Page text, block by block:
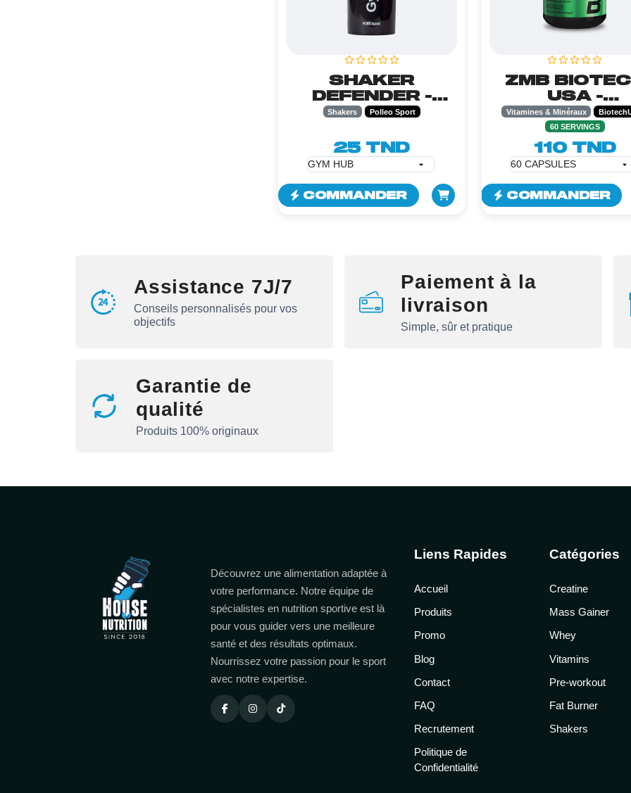
SHAKER
DEFENDER -
600ML
Shakers Polleo Sport
25 TND
COMMANDER
ZMB
USA -
Vitamines & Minéraux
60 SERVINGS
110 TND
COMMANDER
Assistance 7J/7
Conseils personnalisés pour vos
objectifs
Paiement à la
livraison
Simple, sûr et pratique
Garantie de
qualité
Produits 100% originaux
Découvrez une alimentation adaptée à
votre performance. Notre équipe de
spécialistes en nutrition sportive est là
pour vous guider vers une meilleure
santé et des résultats optimaux.
Nourrissez votre passion pour le sport
avec notre expertise.
Liens Rapides
Accueil
Produits
Promo
Blog
Contact
FAQ
Recrutement
Politique de
Confidentialité
Catégories
Creatine
Mass Gainer
Whey
Vitamins
Pre-workout
Fat Burner
Shakers